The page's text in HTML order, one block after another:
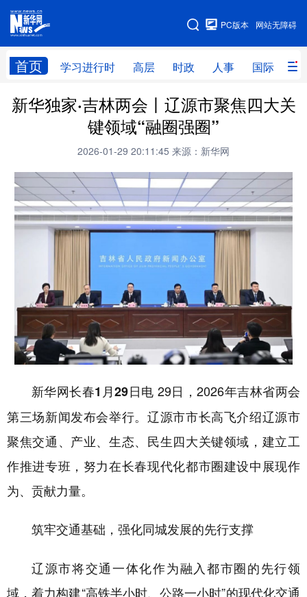
网站无障碍
PC版本
首页 学习进行时 高层 时政 人事 国际 财
网站地图
学习进行时 高层 时政 人事
财经 网评
全球连线
科技 科创 量子 体育
文化 书画 健康 军事
食品 人居 信息化 数字经济
学术中国 乡村振兴 银龄 溯源中国
城市 旅游 能源 会展
彩票 娱乐 时尚 悦读
公益 一带一路 亚太网 上市公司
文化产业
地方频道
北京 天津 河北 山西
辽宁 吉林 上海 江苏
浙江 安徽 福建 江西
新华独家·吉林两会丨辽源市聚焦四大关
键领域“融圈强圈”
2026-01-29 20:11:45 来源：新华网
新华网长春1月29日电 29日，2026年吉林省两会
第三场新闻发布会举行。辽源市市长高飞介绍辽源市
聚焦交通、产业、生态、民生四大关键领域， 建立工
作推进专班， 努力在长春现代化都市圈建设中展现作
为、贡献力量。
筑牢交通基础，强化同城发展的先行支撑
辽源市将交通一体化作为融入都市圈的先行领
域，着力构建“高铁半小时、公路一小时”的现代化交通